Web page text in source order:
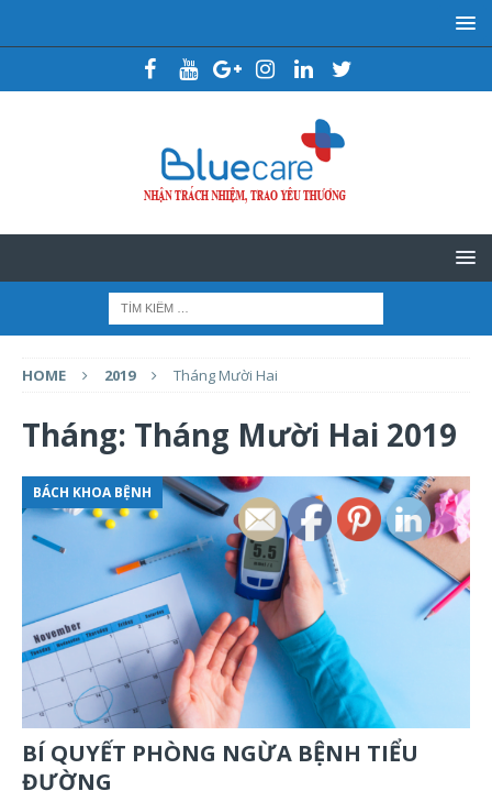
HOME 2019 Tháng Mười Hai
Tháng: Tháng Mười Hai 2019
BÁCH KHOA BỆNH
BÍ QUYẾT PHÒNG NGỪA BỆNH TIỂU
ĐƯỜNG